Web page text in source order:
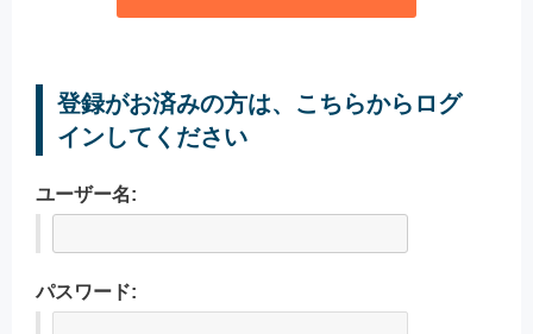
登録がお済みの方は、こちらからログ
インしてください
ユーザー名:
パスワード: